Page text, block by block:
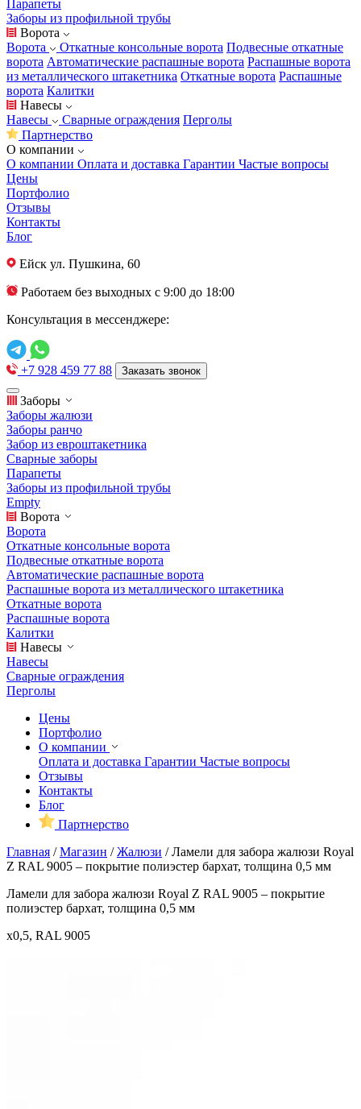
Парапеты
Заборы из профильной трубы
Ворота
Ворота
Откатные консольные ворота Подвесные откатные
ворота Автоматические распашные ворота Распашные ворота
из металлического штакетника Откатные ворота Распашные
ворота Калитки
Навесы
Навесы
Сварные ограждения Перголы
Партнерство
О компании
О компании Оплата и доставка Гарантии Частые вопросы
Цены
Портфолио
Отзывы
Контакты
Блог
Ейск ул. Пушкина, 60
Работаем без выходных с 9:00 до 18:00
Консультация в мессенджере:
+7 928 459 77 88 Заказать звонок
Заборы
Заборы жалюзи
Заборы ранчо
Забор из евроштакетника
Сварные заборы
Парапеты
Заборы из профильной трубы
Empty
Ворота
Ворота
Откатные консольные ворота
Подвесные откатные ворота
Автоматические распашные ворота
Распашные ворота из металлического штакетника
Откатные ворота
Распашные ворота
Калитки
Навесы
Навесы
Сварные ограждения
Перголы
Цены
Портфолио
О компании
Оплата и доставка Гарантии Частые вопросы
Отзывы
Контакты
Блог
Партнерство
Главная /Магазин /Жалюзи /Ламели для забора жалюзи Royal
Z RAL 9005 – покрытие полиэстер бархат, толщина 0,5 мм
Ламели для забора жалюзи Royal Z RAL 9005 – покрытие
полиэстер бархат, толщина 0,5 мм
x0,5, RAL 9005